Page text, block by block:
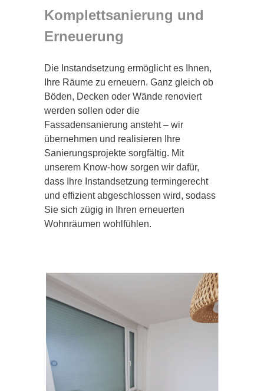
Komplettsanierung und
Erneuerung
Die Instandsetzung ermöglicht es Ihnen,
Ihre Räume zu erneuern. Ganz gleich ob
Böden, Decken oder Wände renoviert
werden sollen oder die
Fassadensanierung ansteht – wir
übernehmen und realisieren Ihre
Sanierungsprojekte sorgfältig. Mit
unserem Know-how sorgen wir dafür,
dass Ihre Instandsetzung termingerecht
und effizient abgeschlossen wird, sodass
Sie sich zügig in Ihren erneuerten
Wohnräumen wohlfühlen.